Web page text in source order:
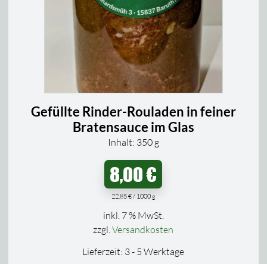
Gefüllte Rinder-Rouladen in feiner
Bratensauce im Glas
Inhalt: 350 g
8,00€
22,85€/ 1000g
inkl. 7 % MwSt.
zzgl.Versandkosten
Lieferzeit: 3 - 5 Werktage